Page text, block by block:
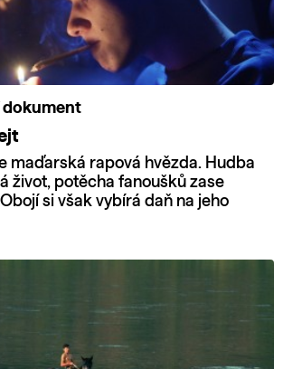
dokument
maďarská rapová hvězda. Hudba
život, potěcha fanoušků zase
si však vybírá daň na jeho